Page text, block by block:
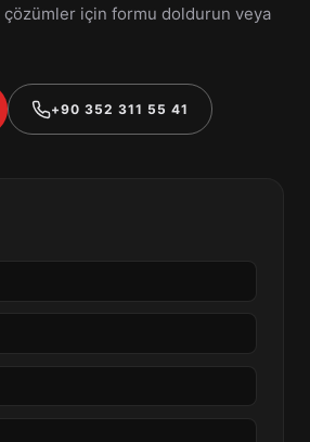
için formu doldurun veya
+90 352 311 55 41